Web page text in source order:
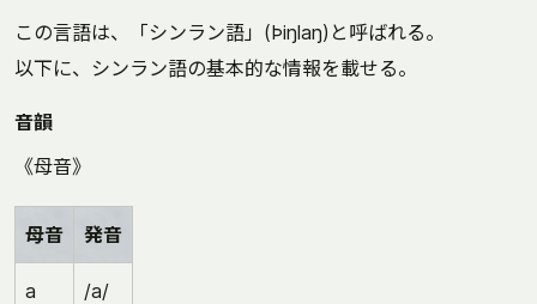
この言語は、「シンラン語」(Þiŋlaŋ)と呼ばれる。
以下に、シンラン語の基本的な情報を載せる。
音韻
《母音》
母音 発音
a /a/